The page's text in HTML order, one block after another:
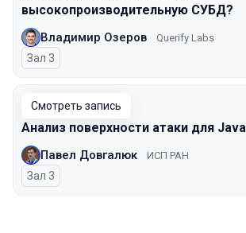
высокопроизводительную СУБД?
Владимир Озеров Querify Labs
Зал 3
Смотреть запись
Анализ поверхности атаки для
Павел Довгалюк ИСП РАН
Зал 3